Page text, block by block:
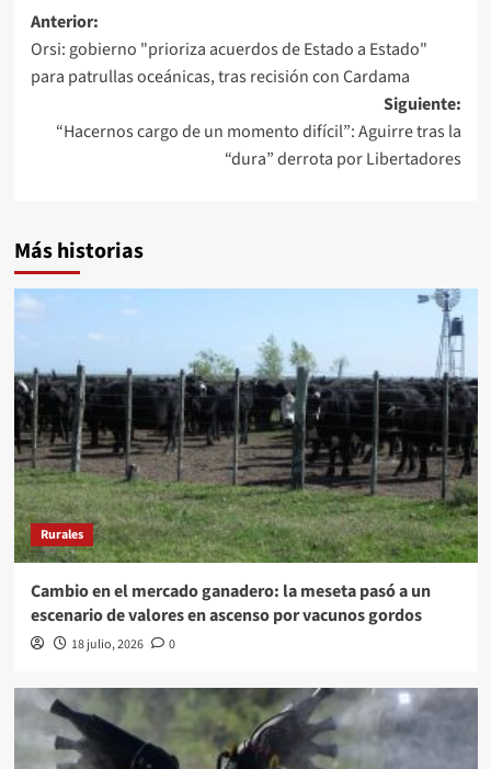
Navegación
de
entradas
Anterior:
Orsi: gobierno "prioriza acuerdos de Estado a Estado"
para patrullas oceánicas, tras recisión con Cardama
Siguiente:
“Hacernos cargo de un momento difícil”: Aguirre tras la
“dura” derrota por Libertadores
Más historias
Rurales
Cambio en el mercado ganadero: la meseta pasó a un
escenario de valores en ascenso por vacunos gordos
18 julio, 2026 0